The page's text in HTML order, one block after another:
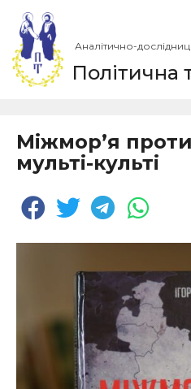
Аналітично-
Політична
Міжмор’я проти
мульті-культі